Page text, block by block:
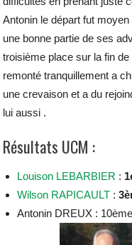
Antonin le départ fut
une bonne partie de ses
troisième place sur la fin
remonté tranquillement a
une crevaison et a du
lui aussi .
Résultats UCM :
Louison LEBARBIER :
Wilson RAPICAULT :
Antonin DREUX : 10ème